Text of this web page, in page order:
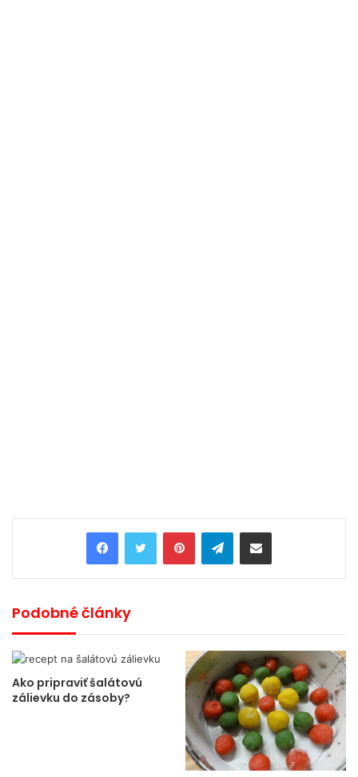
PinterestTelegramShare via Email
Podobné články
Ako pripraviť šalátovú
zálievku do zásoby?